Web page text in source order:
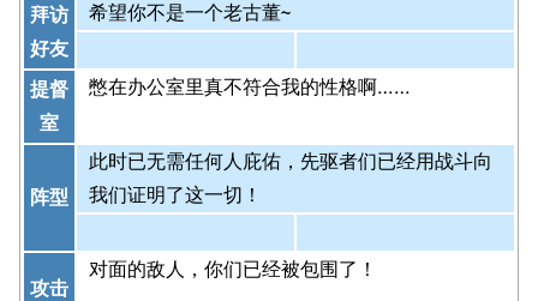
拜访
好友
希望你不是一个老古董~
提督
室
憋在办公室里真不符合我的性格啊……
阵型
此时已无需任何人庇佑，先驱者们已经用战斗向
我们证明了这一切！
攻击
对面的敌人，你们已经被包围了！